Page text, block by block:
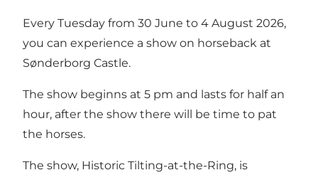
Every Tuesday from 30 June to 4 August 2026,
you can experience a show on horseback at
Sønderborg Castle.
The show beginns at 5 pm and lasts for half an
hour, after the show there will be time to pat
the horses.
The show, Historic Tilting-at-the-Ring, is